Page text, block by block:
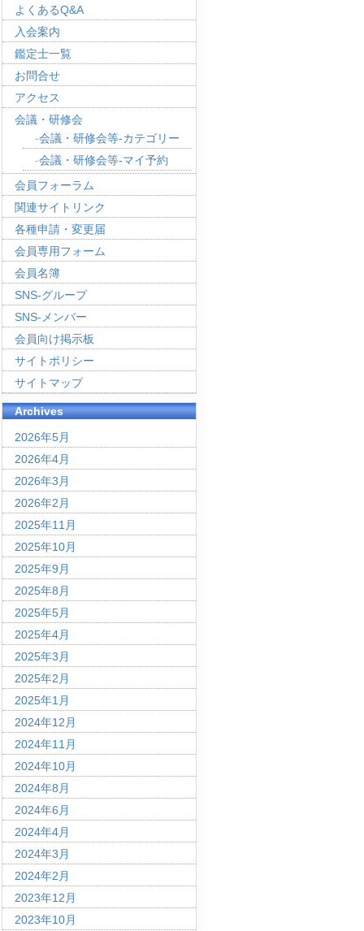
よくあるQ&A
入会案内
鑑定士一覧
お問合せ
アクセス
会議・研修会
会議・研修会等-カテゴリー
会議・研修会等-マイ予約
会員フォーラム
関連サイトリンク
各種申請・変更届
会員専用フォーム
会員名簿
SNS-グループ
SNS-メンバー
会員向け掲示板
サイトポリシー
サイトマップ
Archives
2026年5月
2026年4月
2026年3月
2026年2月
2025年11月
2025年10月
2025年9月
2025年8月
2025年5月
2025年4月
2025年3月
2025年2月
2025年1月
2024年12月
2024年11月
2024年10月
2024年8月
2024年6月
2024年4月
2024年3月
2024年2月
2023年12月
2023年10月